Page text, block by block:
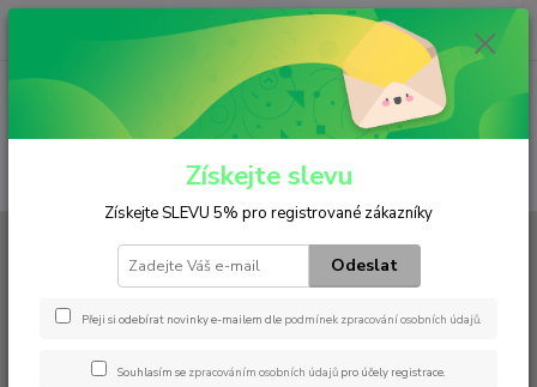
(Po-Pá, 6:30-15 hod.)
ks
0 Kč
W 714/3
Získejte slevu
Získejte SLEVU 5% pro registrované zákazníky
Odeslat
Přeji si odebírat novinky e-mailem dle podmínek zpracování osobních údajů.
Souhlasím se zpracováním osobních údajů pro účely registrace.